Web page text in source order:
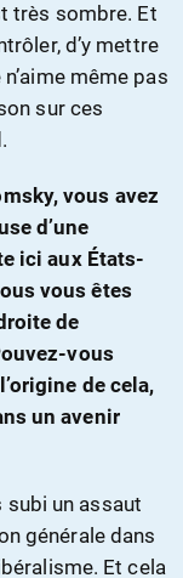
très sombre. Et
d’y mettre
même pas
sur ces
vous avez
d’une
ici aux États-
vous êtes
de
vous
de cela,
un avenir
subi un assaut
générale dans
Et cela